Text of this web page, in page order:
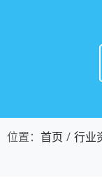
位置： 首页 行业